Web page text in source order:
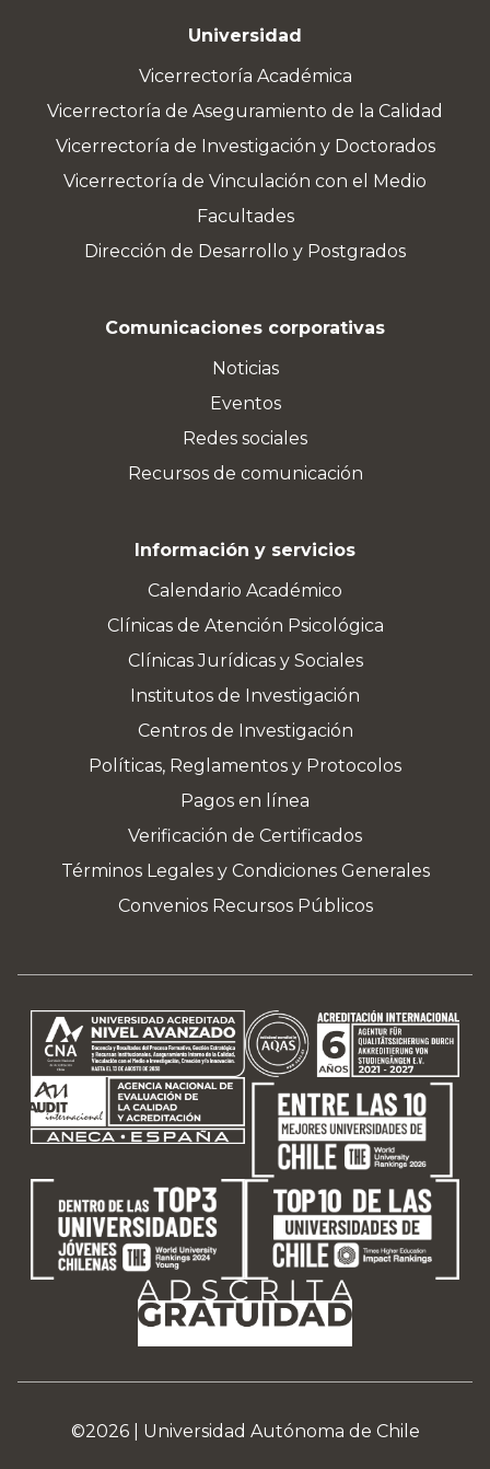
Universidad
Vicerrectoría Académica
Vicerrectoría de Aseguramiento de la Calidad
Vicerrectoría de Investigación y Doctorados
Vicerrectoría de Vinculación con el Medio
Facultades
Dirección de Desarrollo y Postgrados
Comunicaciones corporativas
Noticias
Eventos
Redes sociales
Recursos de comunicación
Información y servicios
Calendario Académico
Clínicas de Atención Psicológica
Clínicas Jurídicas y Sociales
Institutos de Investigación
Centros de Investigación
Políticas, Reglamentos y Protocolos
Pagos en línea
Verificación de Certificados
Términos Legales y Condiciones Generales
Convenios Recursos Públicos
©2026 | Universidad Autónoma de Chile